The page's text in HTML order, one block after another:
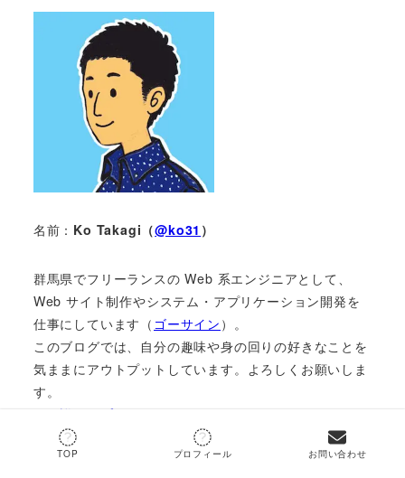
名前： Ko Takagi（@ko31 ）
群馬県でフリーランスの Web 系エンジニアとして、
Web サイト制作やシステム・アプリケーション開発を
仕事にしています（ ゴーサイン ）。
このブログでは、自分の趣味や身の回りの好きなことを
気ままにアウトプットしています。よろしくお願いしま
す。
＞＞詳しいプロフィールはこちら
Twitter もお気軽にフォローしてください！
TOP プロフィール お問い合わせ